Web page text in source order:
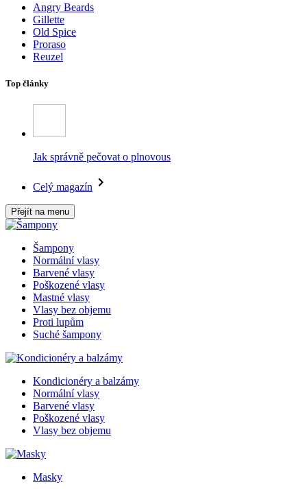
Angry Beards
Gillette
Old Spice
Proraso
Reuzel
Top články
Jak správně pečovat o plnovous
Celý magazín
Přejít na menu
Šampony
Normální vlasy
Barvené vlasy
Poškozené vlasy
Mastné vlasy
Vlasy bez objemu
Proti lupům
Suché šampony
Kondicionéry a balzámy
Normální vlasy
Barvené vlasy
Poškozené vlasy
Vlasy bez objemu
Masky